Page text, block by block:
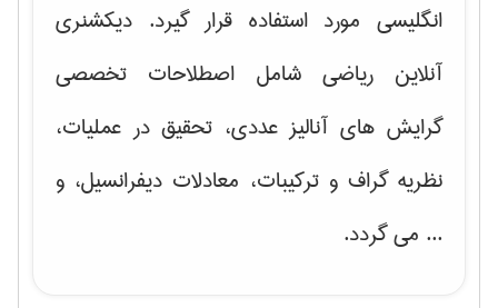
انگلیسی مورد استفاده قرار گیرد. دیکشنری
آنلاین ریاضی شامل اصطلاحات تخصصی
گرایش های آنالیز عددی، تحقیق در عملیات،
نظریه گراف و تركیبات، معادلات دیفرانسیل، و
... می گردد.